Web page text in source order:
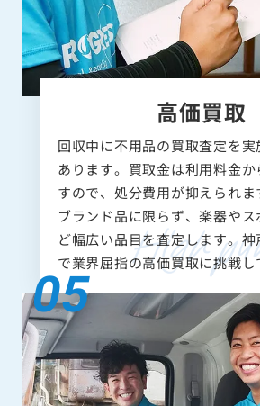
高価買取
回収中に不用品の買取査定を
あります。買取金は利用料金か
すので、処分費用が抑えられま
ブランド品に限らず、楽器や
ど幅広い品目を査定します。
で業界屈指の高価買取に挑戦し